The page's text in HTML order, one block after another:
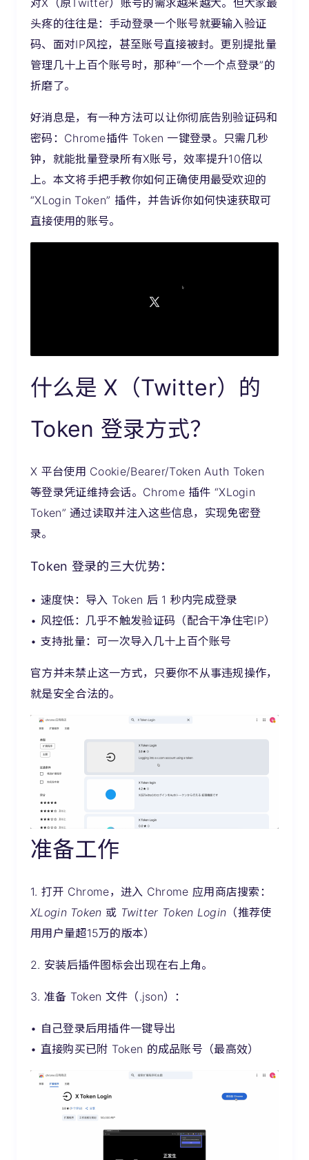
对X（原Twitter）账号的需求越来越大。但大家最
头疼的往往是：手动登录一个账号就要输入验证
码、面对IP风控，甚至账号直接被封。更别提批量
管理几十上百个账号时，那种“一个一个点登录”的
折磨了。
好消息是，有一种方法可以让你彻底告别验证码和
密码：Chrome插件 Token 一键登录。只需几秒
钟，就能批量登录所有X账号，效率提升10倍以
上。本文将手把手教你如何正确使用最受欢迎的
“XLogin Token” 插件，并告诉你如何快速获取可
直接使用的账号。
什么是 X（Twitter）的
Token 登录方式？
X 平台使用 Cookie/Bearer/Token Auth Token
等登录凭证维持会话。Chrome 插件 “XLogin
Token” 通过读取并注入这些信息，实现免密登
录。
Token 登录的三大优势：
• 速度快：导入 Token 后 1 秒内完成登录
• 风控低：几乎不触发验证码（配合干净住宅IP）
• 支持批量：可一次导入几十上百个账号
官方并未禁止这一方式，只要你不从事违规操作，
就是安全合法的。
准备工作
1. 打开 Chrome，进入 Chrome 应用商店搜索：
XLogin Token 或 Twitter Token Login （推荐使
用用户量超15万的版本）
2. 安装后插件图标会出现在右上角。
3. 准备 Token 文件（.json）：
• 自己登录后用插件一键导出
• 直接购买已附 Token 的成品账号（最高效）